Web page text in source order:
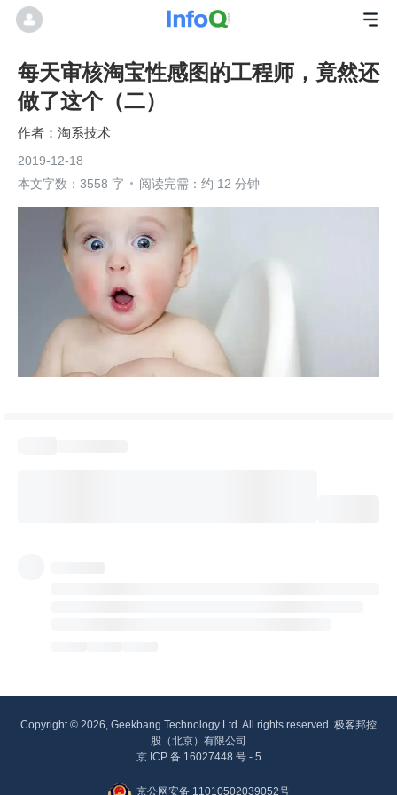
每天审核淘宝性感图的工程师，竟然还
做了这个（二）
淘系技术
2019-12-18
本文字数：3558 字
阅读完需：约 12 分钟
Copyright © 2026, Geekbang Technology Ltd. All rights reserved. 极客邦控
股（北京）有限公司
京 ICP 备 16027448 号 - 5
京公网安备 11010502039052号